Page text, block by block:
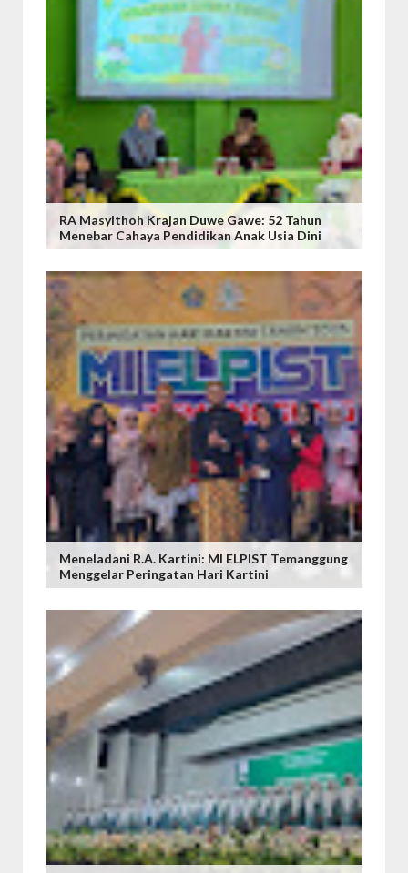
RA Masyithoh Krajan Duwe Gawe: 52 Tahun
Menebar Cahaya Pendidikan Anak Usia Dini
Meneladani R.A. Kartini: MI ELPIST Temanggung
Menggelar Peringatan Hari Kartini